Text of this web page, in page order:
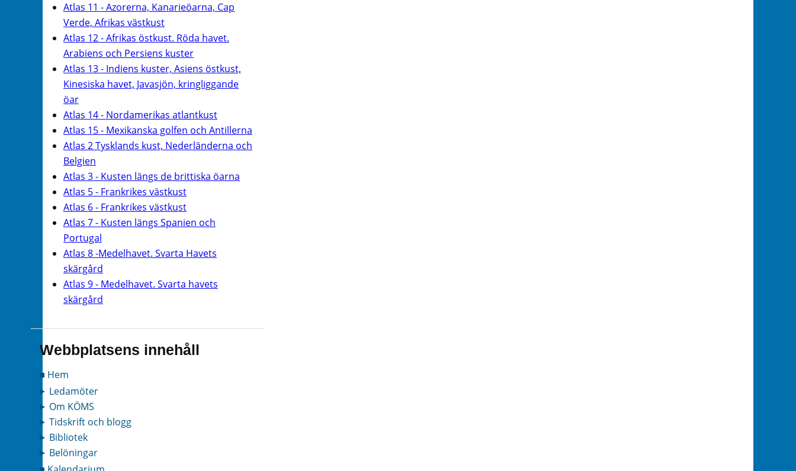
Atlas 11 - Azorerna, Kanarieöarna, Cap
Verde, Afrikas västkust
Atlas 12 - Afrikas östkust. Röda havet.
Arabiens och Persiens kuster
Atlas 13 - Indiens kuster, Asiens östkust,
Kinesiska havet, Javasjön, kringliggande
öar
Atlas 14 - Nordamerikas atlantkust
Atlas 15 - Mexikanska golfen och Antillerna
Atlas 2 Tysklands kust, Nederländerna och
Belgien
Atlas 3 - Kusten längs de brittiska öarna
Atlas 5 - Frankrikes västkust
Atlas 6 - Frankrikes västkust
Atlas 7 - Kusten längs Spanien och
Portugal
Atlas 8 -Medelhavet. Svarta Havets
skärgård
Atlas 9 - Medelhavet. Svarta havets
skärgård
Webbplatsens innehåll
Hem
Ledamöter
Om KÖMS
Tidskrift och blogg
Bibliotek
Belöningar